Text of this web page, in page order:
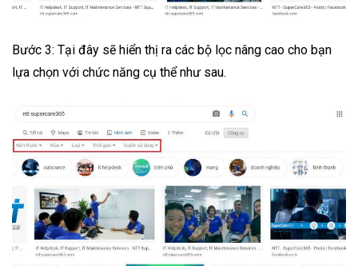
Bước 3: Tại đây sẽ hiển thị ra các bộ lọc nâng cao cho bạn
lựa chọn với chức năng cụ thể như sau.